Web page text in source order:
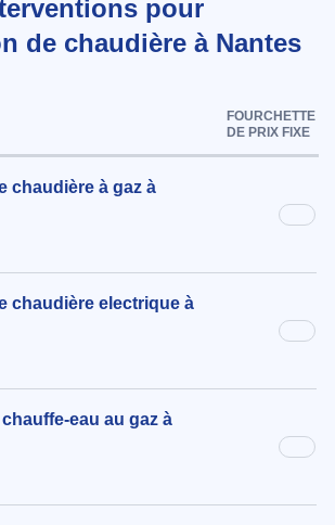
pour
de chaudière à Nantes
FOURCHETTE
DE PRIX FIXE
chaudière à gaz à
chaudière electrique à
eau au gaz à